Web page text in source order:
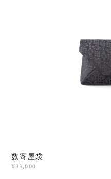
数寄屋袋
¥33,000